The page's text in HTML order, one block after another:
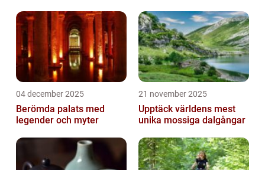
04 december 2025
Berömda palats med
legender och myter
21 november 2025
Upptäck världens mest
unika mossiga dalgångar